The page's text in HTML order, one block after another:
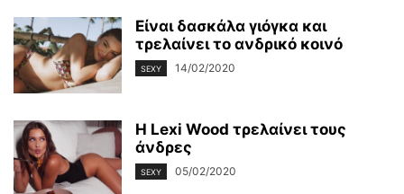
Είναι δασκάλα γιόγκα και
τρελαίνει το ανδρικό κοινό
SEXY 14/02/2020
Η Lexi Wood τρελαίνει τους
άνδρες
SEXY 05/02/2020